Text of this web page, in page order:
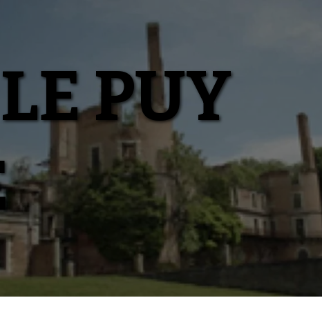
PUY